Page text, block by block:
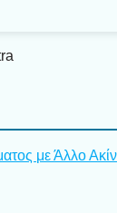
με Άλλο